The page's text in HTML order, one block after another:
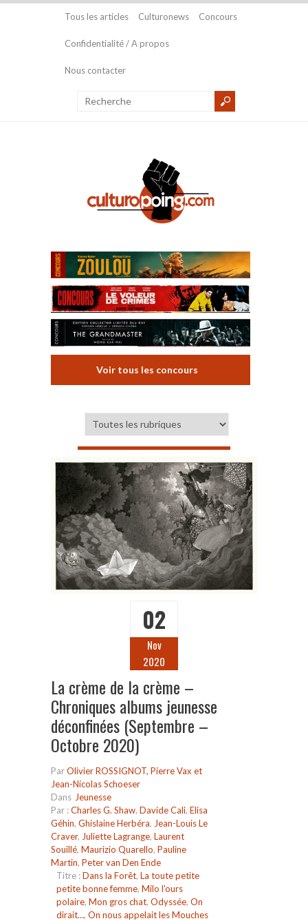
Tous les articles Culturonews Concours
Confidentialité / A propos
Nous contacter
Voir tous les concours
02
Nov
2020
La crème de la crème –
Chroniques albums jeunesse
déconfinées (Septembre –
Octobre 2020)
ParOlivier ROSSIGNOT, Pierre Vax et
Jean-Nicolas Schoeser
Dans Jeunesse
Par :Charles G. Shaw, Davide Cali, Elisa
Géhin, Ghislaine Herbéra, Jean-Louis Le
Craver, Juliette Lagrange, Laurent
Souillé, Maurizio Quarello, Pauline
Martin, Peter van Den Ende
Titre :Dans la Forêt, La toute petite
petite bonne femme, Milo l'ours
polaire, Mon gros chat, Odyssée, On
dirait…, On nous appelait les Mouches